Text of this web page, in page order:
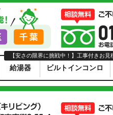
給湯器 ビルトインコンロ
【安さの限界に挑戦中！】工事付きお見